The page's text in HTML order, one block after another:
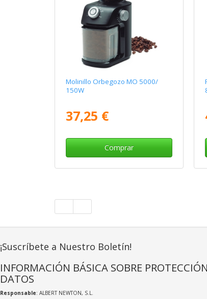
Molinillo Orbegozo MO 5000/
150W
37,25 €
Comprar
¡Suscríbete a Nuestro Boletín!
INFORMACIÓN BÁSICA SOBRE
DATOS
Responsable: ALBERT NEWTON, S.L.